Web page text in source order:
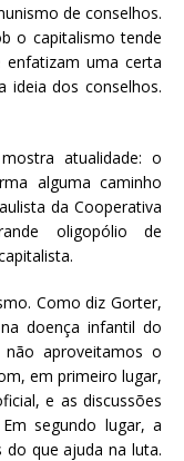
de conselhos.
o capitalismo tende
uma certa
ideia dos conselhos.
atualidade: o
alguma caminho
da Cooperativa
oligopólio de
Como diz Gorter,
doença infantil do
aproveitamos o
em primeiro lugar,
e as discussões
segundo lugar, a
que ajuda na luta.